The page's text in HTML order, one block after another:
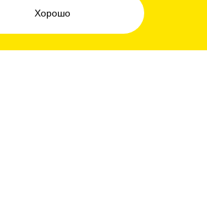
Хорошо
СТИКЕРЫ ARZAMAS